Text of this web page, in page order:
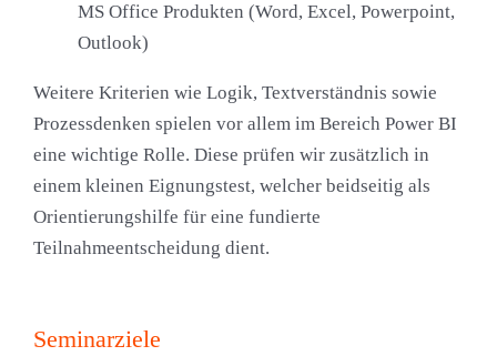
MS Office Produkten (Word, Excel, Powerpoint,
Outlook)
Weitere Kriterien wie Logik, Textverständnis sowie
Prozessdenken spielen vor allem im Bereich Power BI
eine wichtige Rolle. Diese prüfen wir zusätzlich in
einem kleinen Eignungstest, welcher beidseitig als
Orientierungshilfe für eine fundierte
Teilnahmeentscheidung dient.
Seminarziele